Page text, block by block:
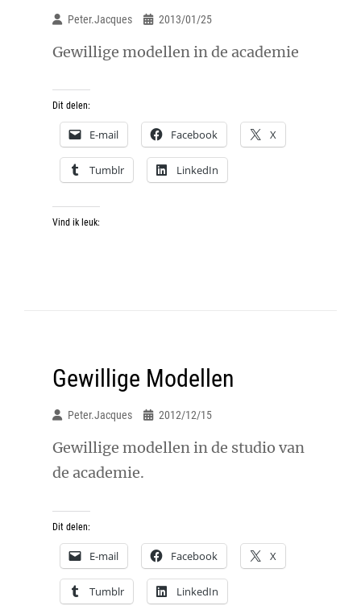
Peter.jacques 2013/01/25
Gewillige modellen in de academie
Dit delen:
E-mail Facebook X
Tumblr LinkedIn
Vind ik leuk:
Gewillige Modellen
Peter.jacques 2012/12/15
Gewillige modellen in de studio van
de academie.
Dit delen:
E-mail Facebook X
Tumblr LinkedIn